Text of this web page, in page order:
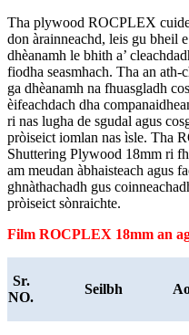
Tha plywood ROCPLEX
don àrainneachd, leis gu bheil
dhèanamh le bhith a’
fiodha seasmhach. Tha an ath-
ga dhèanamh na fhuasgladh
èifeachdach dha
ri nas lugha de sgudal agus
pròiseict iomlan nas ìsle. Tha
Shuttering Plywood 18mm ri
am meudan àbhaisteach agus
ghnàthachadh gus
pròiseict sònraichte.
Film ROCPLEX 18mm an
Sr.
NO.
Seilbh